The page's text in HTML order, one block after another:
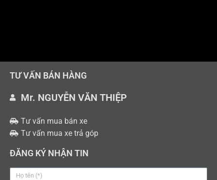
TƯ VẤN BÁN HÀNG
Mr. NGUYỄN VĂN THIỆP
Tư vấn mua bán xe
Tư vấn mua xe trả góp
ĐĂNG KÝ NHẬN TIN